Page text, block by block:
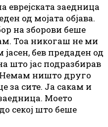
еврејската заедница
од мојата објава.
на зборови беше
Тоа никогаш не ми
бев предаден од
што јас подразбирав
Немам ништо друго
за сите. Ја сакам и
Моето
секој што беше